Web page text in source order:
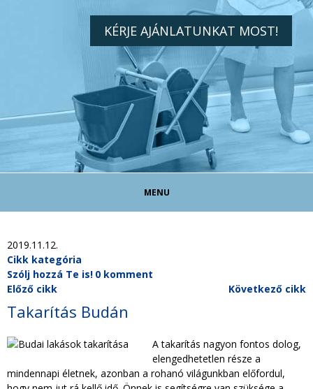
KÉRJE AJÁNLATUNKAT MOST!
MENU
TAKARÍTÁS MAGÁNSZEMÉLYEKNEK
TAKARÍTÁS CÉGEKNEK
TAKARÍTÁSI INTÉZMÉNYEKNEK
2019.11.12.
Cikk kategória
Szólj hozzá Te is! 0 komment
Előző cikk
Következő cikk
Takarítás Budán
A takarítás nagyon fontos dolog,
elengedhetetlen része a
mindennapi életnek, azonban a rohanó világunkban előfordul,